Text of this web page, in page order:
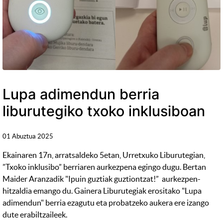
Lupa adimendun berria
liburutegiko txoko inklusiboan
01 Abuztua 2025
Ekainaren 17n, arratsaldeko 5etan, Urretxuko Liburutegian,
”Txoko inklusibo” berriaren aurkezpena egingo dugu. Bertan
Maider Aranzadik "Ipuin guztiak guztiontzat!” aurkezpen-
hitzaldia emango du. Gainera Liburutegiak erositako "Lupa
adimendun" berria ezagutu eta probatzeko aukera ere izango
dute erabiltzaileek.